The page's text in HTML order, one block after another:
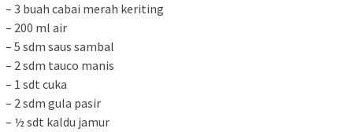
– 3 buah cabai merah keriting
– 200 ml air
– 5 sdm saus sambal
– 2 sdm tauco manis
– 1 sdt cuka
– 2 sdm gula pasir
– ½ sdt kaldu jamur